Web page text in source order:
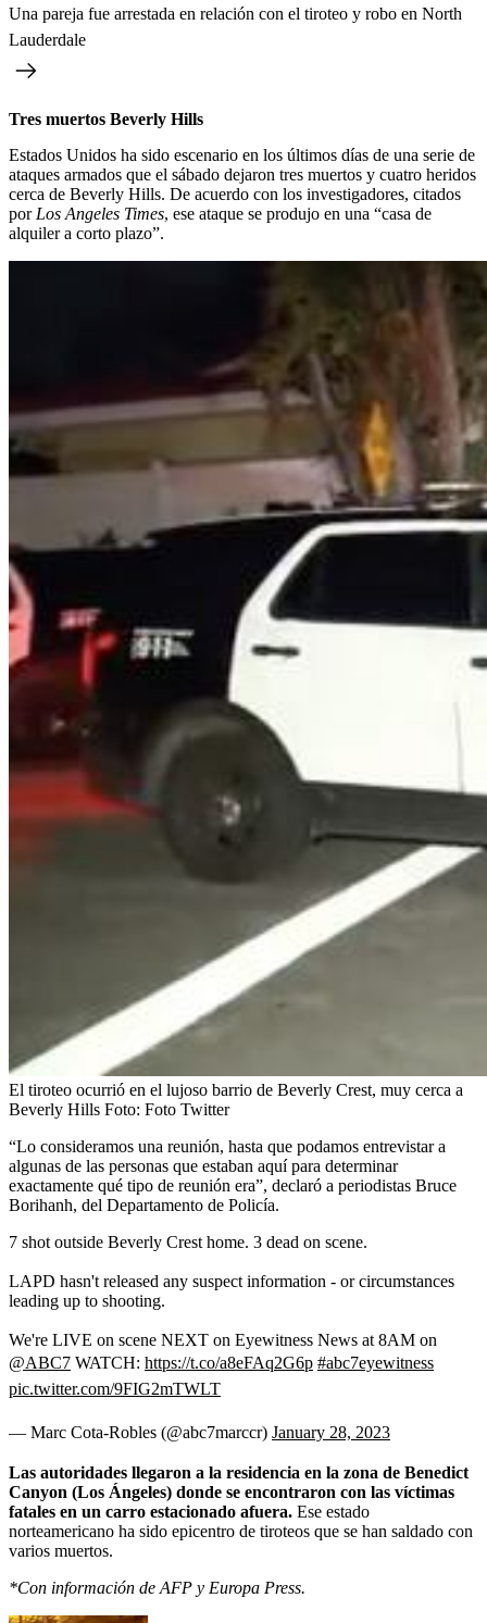
Una pareja fue arrestada en relación con el tiroteo y robo en North
Lauderdale
Tres muertos Beverly Hills
Estados Unidos ha sido escenario en los últimos días de una serie de
ataques armados que el sábado dejaron tres muertos y cuatro heridos
cerca de Beverly Hills. De acuerdo con los investigadores, citados
por Los Angeles Times, ese ataque se produjo en una “casa de
alquiler a corto plazo”.
El tiroteo ocurrió en el lujoso barrio de Beverly Crest, muy cerca a
Beverly Hills Foto: Foto Twitter
“Lo consideramos una reunión, hasta que podamos entrevistar a
algunas de las personas que estaban aquí para determinar
exactamente qué tipo de reunión era”, declaró a periodistas Bruce
Borihanh, del Departamento de Policía.
7 shot outside Beverly Crest home. 3 dead on scene.
LAPD hasn't released any suspect information - or circumstances
leading up to shooting.
We're LIVE on scene NEXT on Eyewitness News at 8AM on
@ABC7 WATCH: https://t.co/a8eFAq2G6p #abc7eyewitness
pic.twitter.com/9FIG2mTWLT
— Marc Cota-Robles (@abc7marccr) January 28, 2023
Las autoridades llegaron a la residencia en la zona de Benedict
Canyon (Los Ángeles) donde se encontraron con las víctimas
fatales en un carro estacionado afuera. Ese estado
norteamericano ha sido epicentro de tiroteos que se han saldado con
varios muertos.
*Con información de AFP y Europa Press.